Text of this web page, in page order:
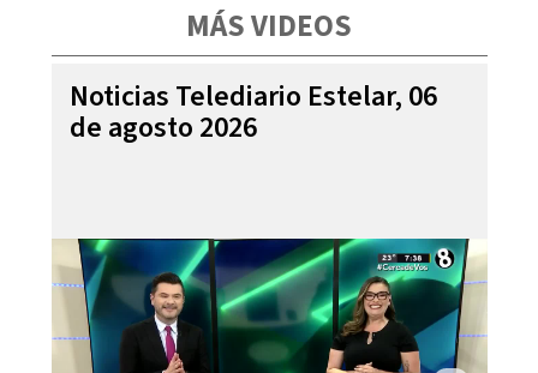
MÁS VIDEOS
Noticias Telediario Estelar, 06
de agosto 2026